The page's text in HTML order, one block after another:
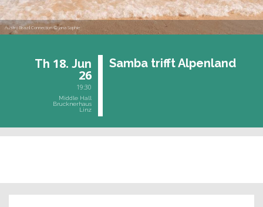
Austro Brazil Connection © Jana Sophie
Th 18. Jun
26
19:30
Middle Hall
Brucknerhaus
Linz
Samba trifft Al­pen­land